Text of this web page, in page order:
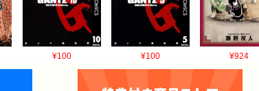
¥100 ¥100 ¥924